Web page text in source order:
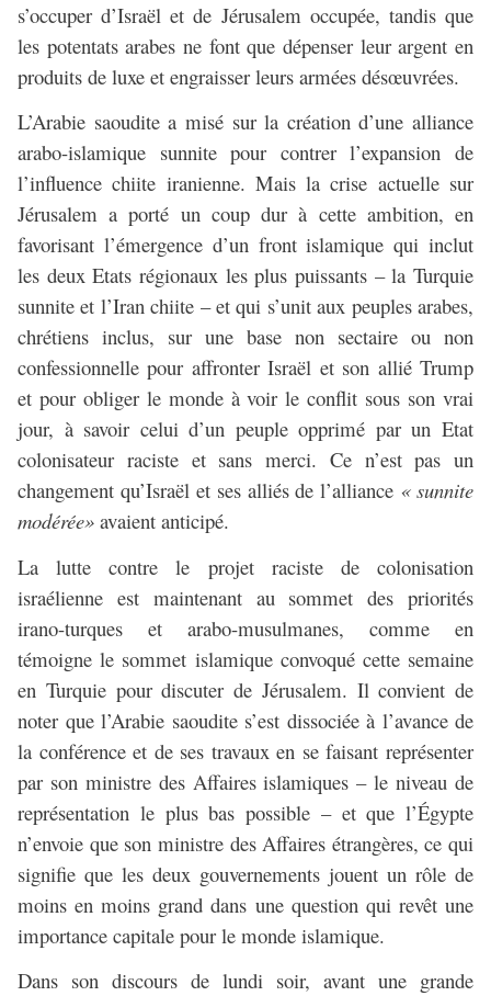
s’occuper d’Israël et de Jérusalem occupée, tandis que
les potentats arabes ne font que dépenser leur argent en
produits de luxe et engraisser leurs armées désœuvrées.
L’Arabie saoudite a misé sur la création d’une alliance
arabo-islamique sunnite pour contrer l’expansion de
l’influence chiite iranienne. Mais la crise actuelle sur
Jérusalem a porté un coup dur à cette ambition, en
favorisant l’émergence d’un front islamique qui inclut
les deux Etats régionaux les plus puissants – la Turquie
sunnite et l’Iran chiite – et qui s’unit aux peuples arabes,
chrétiens inclus, sur une base non sectaire ou non
confessionnelle pour affronter Israël et son allié Trump
et pour obliger le monde à voir le conflit sous son vrai
jour, à savoir celui d’un peuple opprimé par un Etat
colonisateur raciste et sans merci. Ce n’est pas un
changement qu’Israël et ses alliés de l’alliance « sunnite
modérée» avaient anticipé.
La lutte contre le projet raciste de colonisation
israélienne est maintenant au sommet des priorités
irano-turques et arabo-musulmanes, comme en
témoigne le sommet islamique convoqué cette semaine
en Turquie pour discuter de Jérusalem. Il convient de
noter que l’Arabie saoudite s’est dissociée à l’avance de
la conférence et de ses travaux en se faisant représenter
par son ministre des Affaires islamiques – le niveau de
représentation le plus bas possible – et que l’Égypte
n’envoie que son ministre des Affaires étrangères, ce qui
signifie que les deux gouvernements jouent un rôle de
moins en moins grand dans une question qui revêt une
importance capitale pour le monde islamique.
Dans son discours de lundi soir, avant une grande